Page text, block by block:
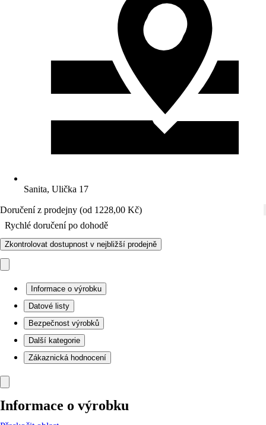
Sanita, Ulička 17
Doručení z prodejny (od 1228,00 Kč)
Rychlé doručení po dohodě
Zkontrolovat dostupnost v nejbližší prodejně
Informace o výrobku
Datové listy
Bezpečnost výrobků
Další kategorie
Zákaznická hodnocení
Informace o výrobku